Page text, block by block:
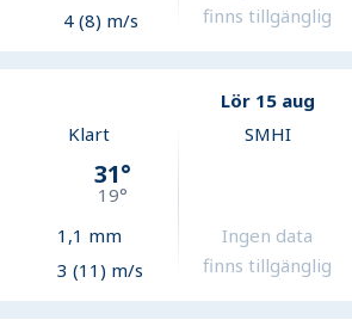
4 (8) m/s
finns tillgänglig
Lör 15 aug
Klart
31°
19°
1,1 mm
3 (11) m/s
SMHI
Ingen data
finns tillgänglig